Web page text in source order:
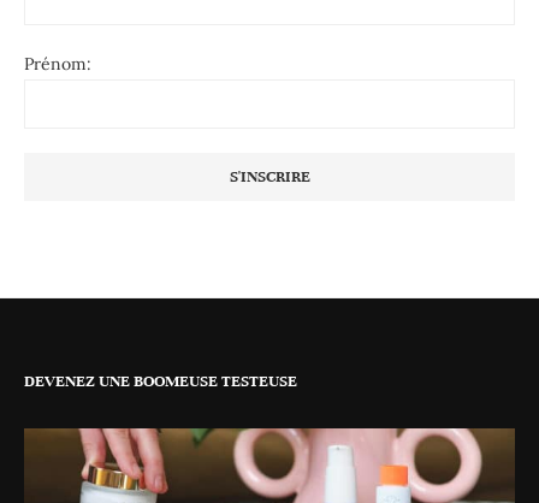
Prénom:
DEVENEZ UNE BOOMEUSE TESTEUSE